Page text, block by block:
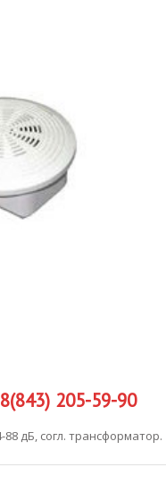
205-59-90
88 дБ, согл. трансформатор.